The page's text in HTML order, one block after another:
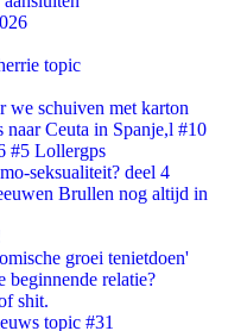
topic
we schuiven met karton
Ceuta in Spanje,l #10
#5 Lollergps
seksualiteit? deel 4
Brullen nog altijd in
groei tenietdoen'
beginnende relatie?
shit.
topic #31